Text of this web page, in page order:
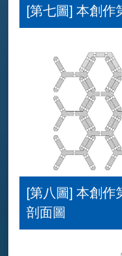
[第七圖] 本創作
[第八圖] 本創作
剖面圖